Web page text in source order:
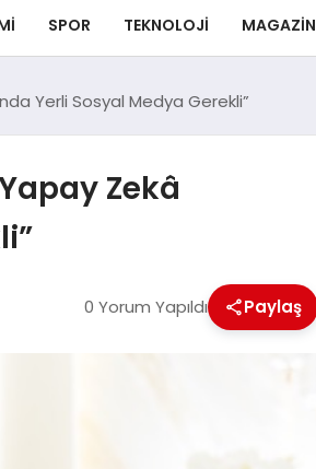
SPOR TEKNOLOJI MAGAZIN
Yerli Sosyal Medya Gerekli”
Zekâ
0 Yorum Yapıldı Paylaş